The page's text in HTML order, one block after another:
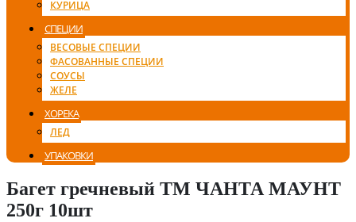
КУРИЦА
СПЕЦИИ
ВЕСОВЫЕ СПЕЦИИ
ФАСОВАННЫЕ СПЕЦИИ
СОУСЫ
ЖЕЛЕ
ХОРЕКА
ЛЕД
УПАКОВКИ
Багет гречневый ТМ ЧАНТА МАУНТ
250г 10шт